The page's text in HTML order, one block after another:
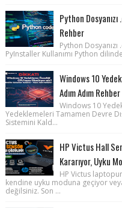
Python Dosyanızı
Rehber
Python
PyInstaller Kullanımı Python
Windows 10
Adım Adım Rehber
Windows 10
Yedeklemeleri Tamamen Devre
Sistemini Kald...
HP Victus Hall
Kararıyor, Uyku
HP Victus
kendine uyku moduna geçiyor
değilsiniz. Son ...